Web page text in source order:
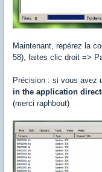
Maintenant, repérez la
58), faites clic droit =>
Précision : si vous avez
in the application
(merci raphbout)